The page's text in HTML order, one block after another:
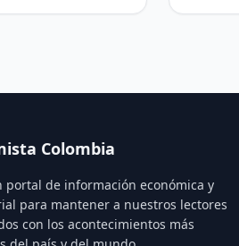
Colombia
portal de información económica y
para mantener a nuestros lectores
con los acontecimientos más